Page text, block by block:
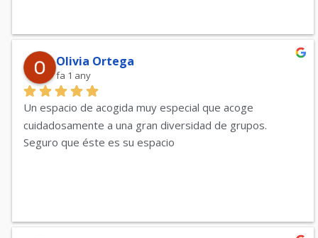
Olivia Ortega
fa 1 any
Un espacio de acogida muy especial que acoge
cuidadosamente a una gran diversidad de grupos.
Seguro que éste es su espacio